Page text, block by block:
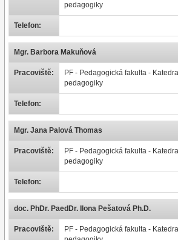
pedagogiky
Telefon:
Mgr. Barbora Makuňová
Pracoviště:
PF - Pedagogická fakulta -
pedagogiky
Telefon:
Mgr. Jana Palová Thomas
Pracoviště:
PF - Pedagogická fakulta -
pedagogiky
Telefon:
doc. PhDr. PaedDr. Ilona Pešatová Ph.D.
Pracoviště:
PF - Pedagogická fakulta -